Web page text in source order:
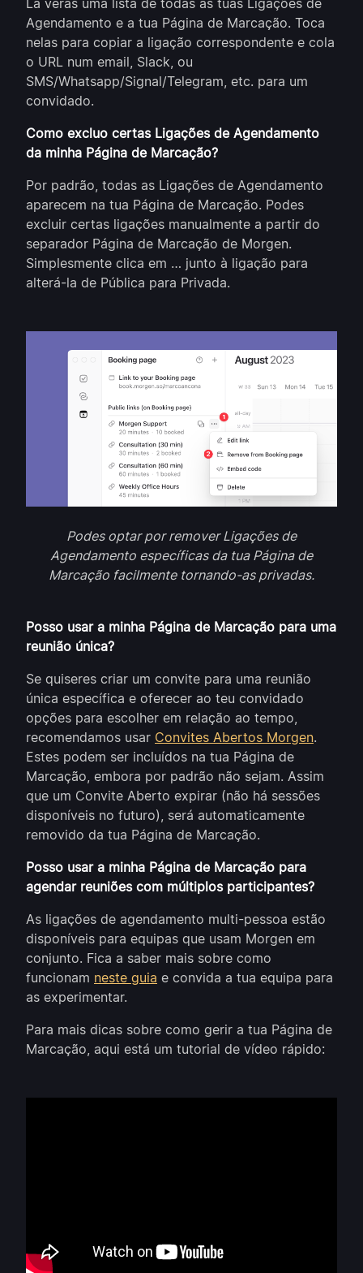
Lá verás uma lista de todas as tuas Ligações de
Agendamento e a tua Página de Marcação. Toca
nelas para copiar a ligação correspondente e cola
o URL num email, Slack, ou
SMS/Whatsapp/Signal/Telegram, etc. para um
convidado.
Como excluo certas Ligações de Agendamento
da minha Página de Marcação?
Por padrão, todas as Ligações de Agendamento
aparecem na tua Página de Marcação. Podes
excluir certas ligações manualmente a partir do
separador Página de Marcação de Morgen.
Simplesmente clica em … junto à ligação para
alterá-la de Pública para Privada.
Podes optar por remover Ligações de
Agendamento específicas da tua Página de
Marcação facilmente tornando-as privadas.
Posso usar a minha Página de Marcação para uma
reunião única?
Se quiseres criar um convite para uma reunião
única específica e oferecer ao teu convidado
opções para escolher em relação ao tempo,
recomendamos usar Convites Abertos Morgen.
Estes podem ser incluídos na tua Página de
Marcação, embora por padrão não sejam. Assim
que um Convite Aberto expirar (não há sessões
disponíveis no futuro), será automaticamente
removido da tua Página de Marcação.
Posso usar a minha Página de Marcação para
agendar reuniões com múltiplos participantes?
As ligações de agendamento multi-pessoa estão
disponíveis para equipas que usam Morgen em
conjunto. Fica a saber mais sobre como
funcionam neste guia e convida a tua equipa para
as experimentar.
Para mais dicas sobre como gerir a tua Página de
Marcação, aqui está um tutorial de vídeo rápido: